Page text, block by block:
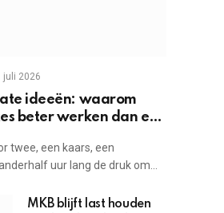
juli 2026
ideeën: waarom
beter werken dan een
twee, een kaars, een
uur lang de druk om…
MKB blijft last houden